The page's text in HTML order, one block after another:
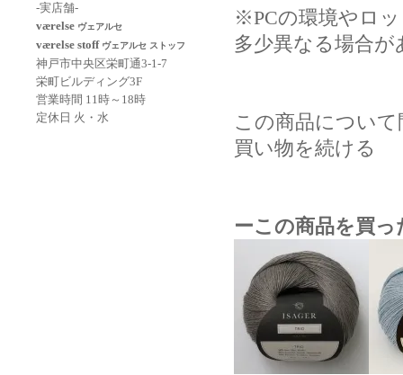
-実店舗-
værelse ヴェアルセ
værelse stoff ヴェアルセ ストッフ
神戸市中央区栄町通3-1-7
栄町ビルディング3F
営業時間 11時～18時
定休日 火・水
※PCの環境やロ
多少異なる場合が
この商品につい
買い物を続ける
ーこの商品を買